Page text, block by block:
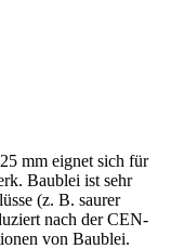
mm eignet sich für
Baublei ist sehr
(z. B. saurer
nach der CEN-
von Baublei.